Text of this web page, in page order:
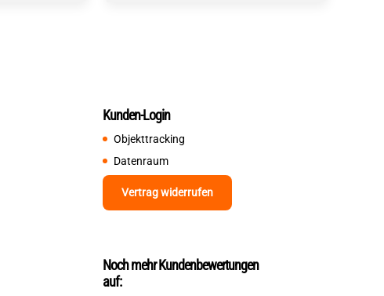
Kunden-Login
Objekttracking
Datenraum
Vertrag widerrufen
Noch mehr Kundenbewertungen
auf: